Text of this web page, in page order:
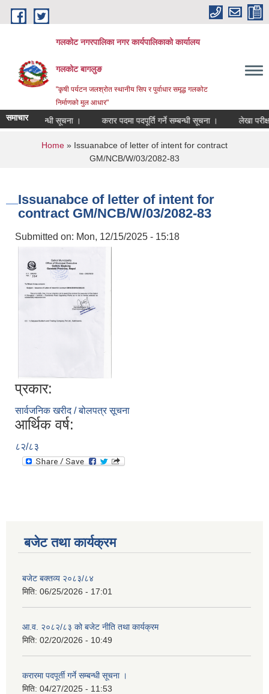
Skip to main content
गलकोट नगरपालिका नगर कार्यपालिकाको कार्यालय
गलकोट बागलुङ
"कृषी पर्यटन जलश्रोत स्थानीय सिप र पुर्वाधार समृद्ध गलकोट
निर्माणको मुल आधार"
समाचारसम्बन्धी सूचना । करार पदमा पदपूर्ति गर्ने सम्बन्धी सूचना । लेखा
You are here
Home » Issuanabce of letter of intent for contract
GM/NCB/W/03/2082-83
Issuanabce of letter of intent for
contract GM/NCB/W/03/2082-83
Submitted on: Mon, 12/15/2025 - 15:18
प्रकार:
सार्वजनिक खरीद / बोलपत्र सूचना
आर्थिक वर्ष:
८२/८३
बजेट तथा कार्यक्रम
बजेट बक्तव्य २०८३/८४
मिति: 06/25/2026 - 17:01
आ.व. २०८२/८३ को बजेट नीति तथा कार्यक्रम
मिति: 02/20/2026 - 10:49
करारमा पदपूर्ती गर्ने सम्बन्धी सूचना ।
मिति: 04/27/2025 - 11:53